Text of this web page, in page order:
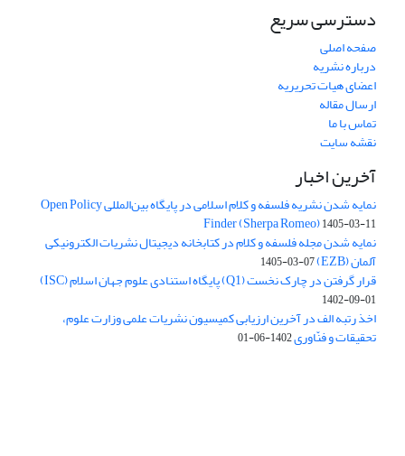
دسترسی سریع
صفحه اصلی
درباره نشریه
اعضای هیات تحریریه
ارسال مقاله
تماس با ما
نقشه سایت
آخرین اخبار
نمایه شدن نشریه فلسفه و کلام اسلامی در پایگاه بین‌المللی Open Policy
Finder (Sherpa Romeo)1405-03-11
نمایه شدن مجله فلسفه و کلام در کتابخانه دیجیتال نشریات الکترونیکی
آلمان (EZB) 1405-03-07
قرار گرفتن در چارک نخست (Q1) پایگاه استنادی علوم جهان اسلام (ISC)
1402-09-01
اخذ رتبه الف در آخرین ارزیابی کمیسیون نشریات علمی وزارت علوم،
تحقیقات و فنّاوری1402-06-01